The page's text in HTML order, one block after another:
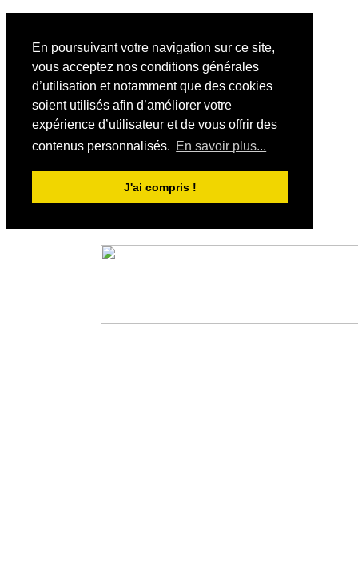
En poursuivant votre navigation sur ce site,
vous acceptez nos conditions générales
d’utilisation et notamment que des cookies
soient utilisés afin d’améliorer votre
expérience d’utilisateur et de vous offrir des
contenus personnalisés. En savoir plus...
J'ai compris !